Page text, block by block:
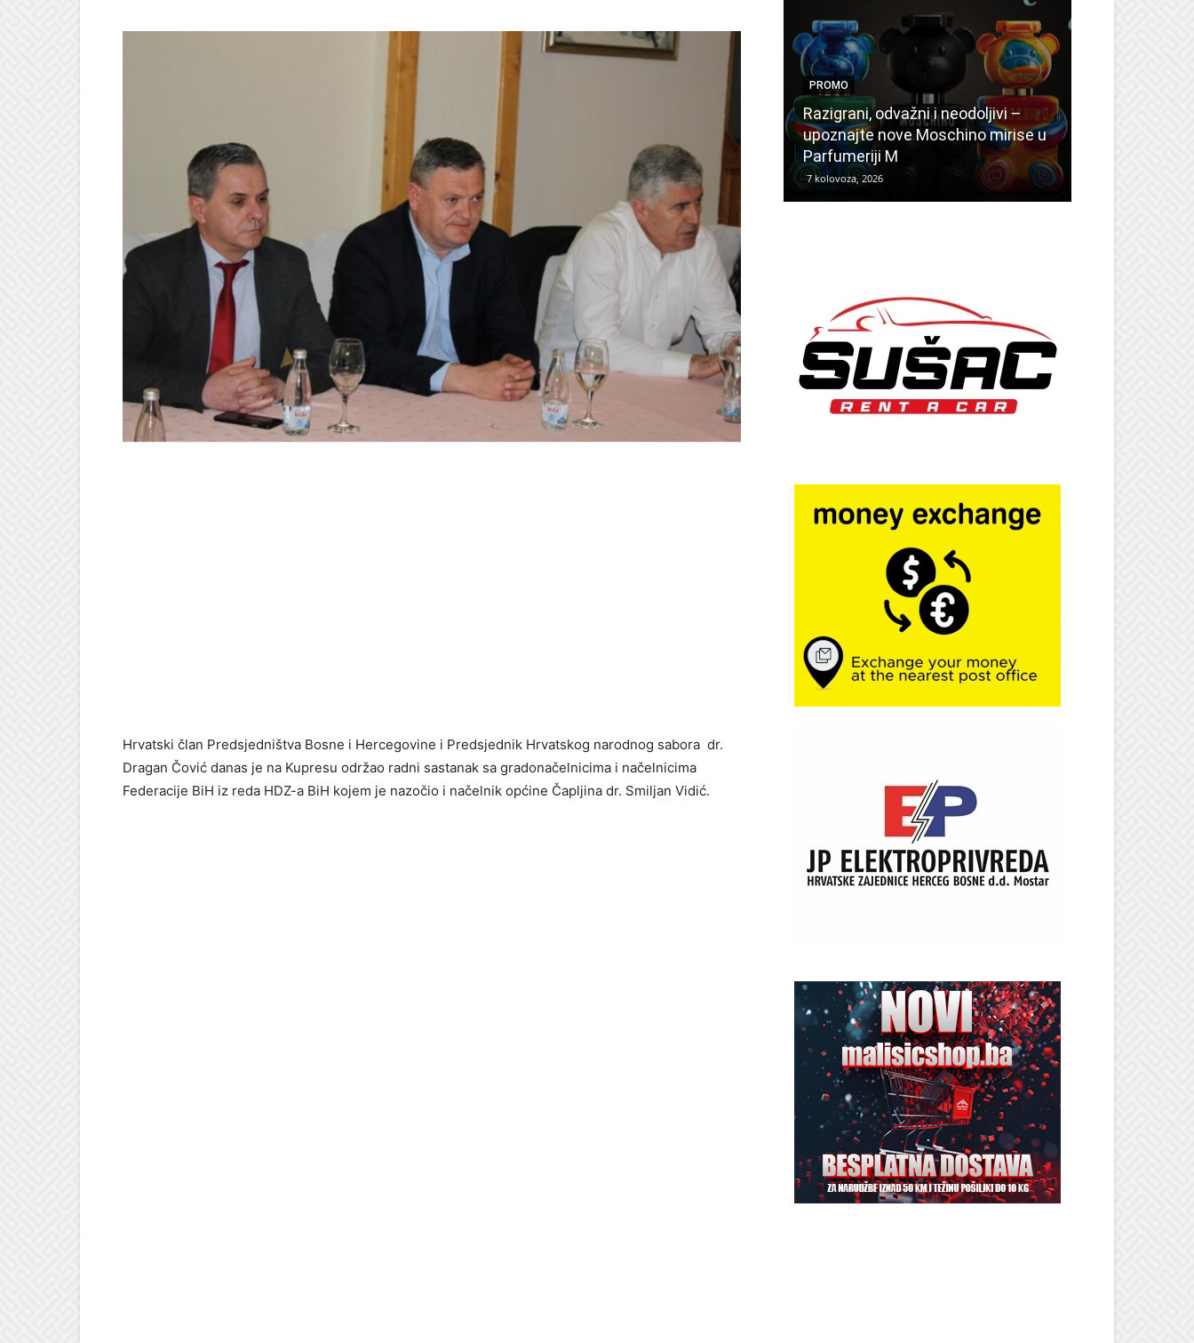
Hrvatski član Predsjedništva Bosne i Hercegovine i Predsjednik Hrvatskog narodnog sabora dr.
Dragan Čović danas je na Kupresu održao radni sastanak sa gradonačelnicima i načelnicima
Federacije BiH iz reda HDZ-a BiH kojem je nazočio i načelnik općine Čapljina dr. Smiljan Vidić.
PROMO
Razigrani, odvažni i neodoljivi –
upoznajte nove Moschino mirise u
Parfumeriji M
7 kolovoza, 2026